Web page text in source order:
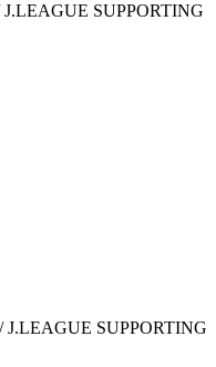
SUPPORTING
SUPPORTING